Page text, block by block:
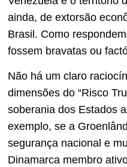
ainda, de extorsão
Brasil. Como
fossem bravatas ou
Não há um claro
dimensões do “Risco
soberania dos Estados
exemplo, se a
segurança nacional e
Dinamarca membro